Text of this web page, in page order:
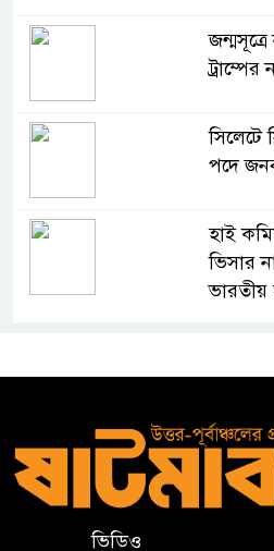
সিলেটে
পদে
হাই
ভিসার
ভারতীয়
ফুল-
সুরমা
ভিডিও